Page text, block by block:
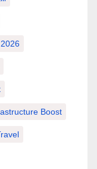
Boost